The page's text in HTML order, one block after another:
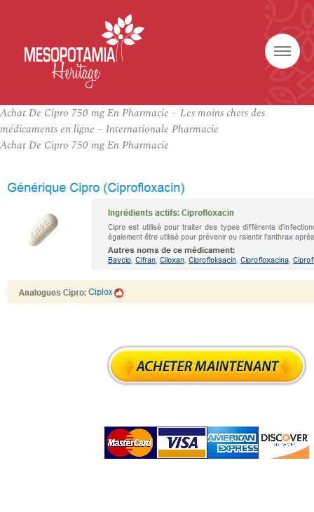
Achat De Cipro 750 mg En Pharmacie – Les moins chers des
médicaments en ligne – Internationale Pharmacie
Achat De Cipro 750 mg En Pharmacie